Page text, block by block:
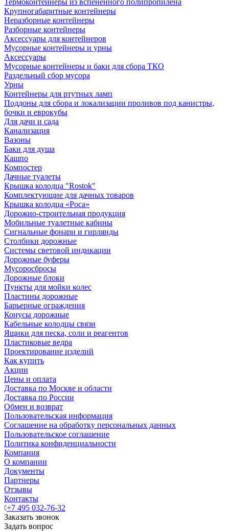
Термоконтейнеры из вспененного полипропилена
Крупногабаритные контейнеры
Неразборные контейнеры
Разборные контейнеры
Аксессуары для контейнеров
Мусорные контейнеры и урны
Аксессуары
Мусорные контейнеры и баки для сбора ТКО
Раздельный сбор мусора
Урны
Контейнеры для ртутных ламп
Поддоны для сбора и локализации проливов под канистры,
бочки и еврокубы
Для дачи и сада
Канализация
Вазоны
Баки для душа
Кашпо
Компостер
Дачные туалеты
Крышка колодца "Rostok"
Комплектующие для дачных товаров
Крышка колодца «Роса»
Дорожно-строительная продукция
Мобильные туалетные кабины
Сигнальные фонари и гирлянды
Столбики дорожные
Системы световой индикации
Дорожные буферы
Мусоросбросы
Дорожные блоки
Пункты для мойки колес
Пластины дорожные
Барьерные ограждения
Конусы дорожные
Кабельные колодцы связи
Ящики для песка, соли и реагентов
Пластиковые ведра
Проектирование изделий
Как купить
Акции
Цены и оплата
Доставка по Москве и области
Доставка по России
Обмен и возврат
Пользовательская информация
Соглашение на обработку персональных данных
Пользовательское соглашение
Политика конфиденциальности
Компания
О компании
Документы
Партнеры
Отзывы
Контакты
+7 495 032-76-32
Заказать звонок
Задать вопрос